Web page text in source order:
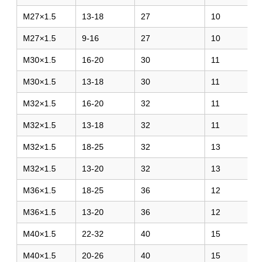
M27×1.5 13-18 27 10
M27×1.5 9-16 27 10
M30×1.5 16-20 30 11
M30×1.5 13-18 30 11
M32×1.5 16-20 32 11
M32×1.5 13-18 32 11
M32×1.5 18-25 32 13
M32×1.5 13-20 32 13
M36×1.5 18-25 36 12
M36×1.5 13-20 36 12
M40×1.5 22-32 40 15
M40×1.5 20-26 40 15